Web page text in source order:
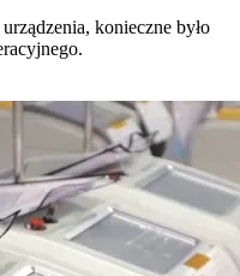
konieczne było